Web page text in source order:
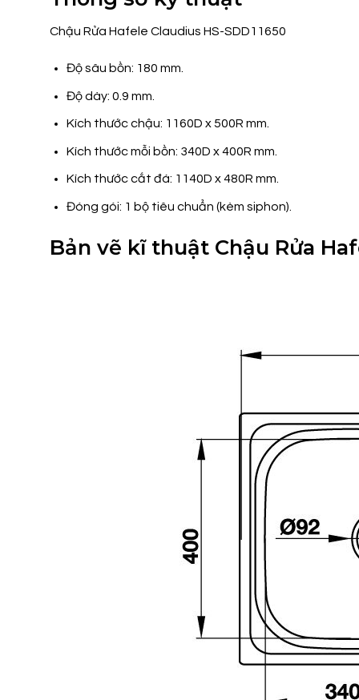
Chậu Rửa Hafele Claudius HS-SDD11650
Độ sâu bồn: 180 mm.
Độ dày: 0.9 mm.
Kích thước chậu: 1160D x 500R mm.
Kích thước mỗi bồn: 340D x 400R mm.
Kích thước cắt đá: 1140D x 480R mm.
Đóng gói: 1 bộ tiêu chuẩn (kèm siphon).
Bản vẽ kĩ thuật Chậu Rửa